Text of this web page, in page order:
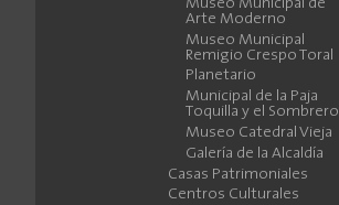
Museo Municipal de
Arte Moderno
Museo Municipal
Remigio Crespo Toral
Planetario
Municipal de la Paja
Toquilla y el Sombrero
Museo Catedral Vieja
Galería de la Alcaldía
Casas Patrimoniales
Centros Culturales